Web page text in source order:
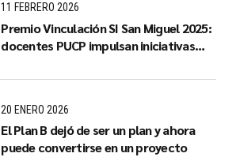
11 FEBRERO 2026
Premio Vinculación SI San Miguel 2025:
docentes PUCP impulsan iniciativas
20 ENERO 2026
El Plan B dejó de ser un plan y ahora
puede convertirse en un proyecto